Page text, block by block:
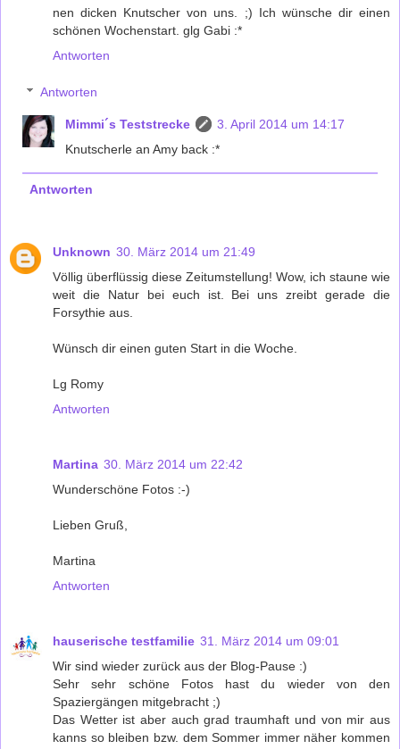
nen dicken Knutscher von uns. ;) Ich wünsche dir einen
schönen Wochenstart. glg Gabi :*
Antworten
Antworten
Mimmi´s Teststrecke
3. April 2014 um 14:17
Knutscherle an Amy back :*
Antworten
Unknown 30. März 2014 um 21:49
Völlig überflüssig diese Zeitumstellung! Wow, ich staune wie
weit die Natur bei euch ist. Bei uns zreibt gerade die
Forsythie aus.
Wünsch dir einen guten Start in die Woche.
Lg Romy
Antworten
Martina 30. März 2014 um 22:42
Wunderschöne Fotos :-)
Lieben Gruß,
Martina
Antworten
hauserische testfamilie 31. März 2014 um 09:01
Wir sind wieder zurück aus der Blog-Pause :)
Sehr sehr schöne Fotos hast du wieder von den
Spaziergängen mitgebracht ;)
Das Wetter ist aber auch grad traumhaft und von mir aus
kanns so bleiben bzw. dem Sommer immer näher kommen